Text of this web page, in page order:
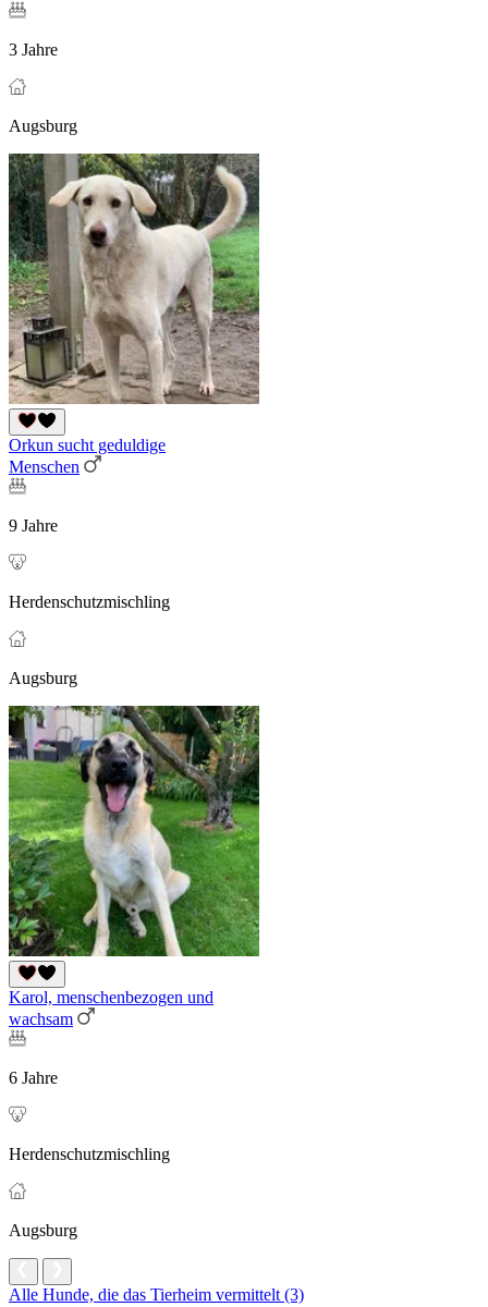
3 Jahre
Augsburg
Orkun sucht geduldige
Menschen
9 Jahre
Herdenschutzmischling
Augsburg
Karol, menschenbezogen und
wachsam
6 Jahre
Herdenschutzmischling
Augsburg
Alle Hunde, die das Tierheim vermittelt (3)